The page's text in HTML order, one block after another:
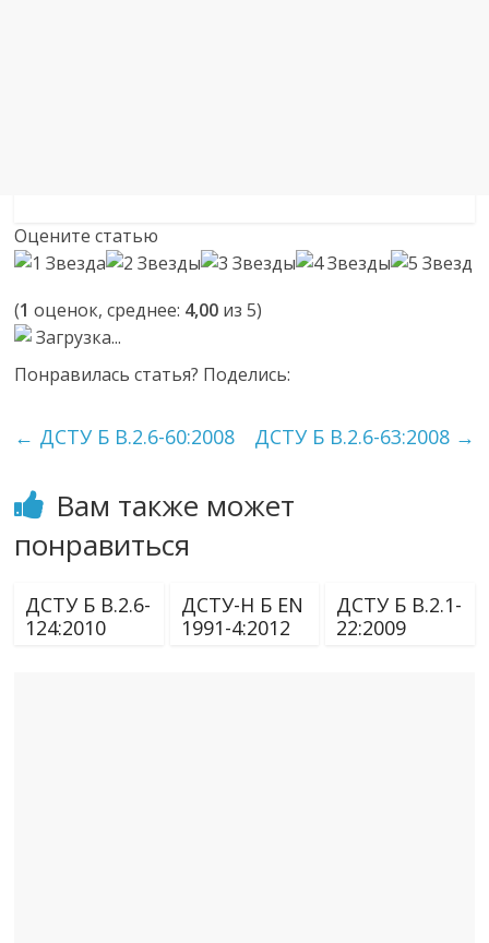
Оцените статью
(1 оценок, среднее: 4,00 из 5)
Загрузка...
Понравилась статья? Поделись:
← ДСТУ Б В.2.6-60:2008 ДСТУ Б В.2.6-63:2008 →
Вам также может
понравиться
ДСТУ Б В.2.6-
124:2010
ДСТУ-Н Б EN
1991-4:2012
ДСТУ Б В.2.1-
22:2009